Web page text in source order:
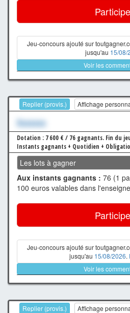
Jeu-concours ajouté sur
jusqu'au 15/08/
Voir les
Replier (provis.) Affichage
Xxxxxxx
Dotation : 7 600 € / 76 gagnants. Fin du
Instants gagnants + Quotidien +
Les lots à gagner
Aux instants gagnants : 76 (1
100 euros valables dans
Jeu-concours ajouté sur
jusqu'au 15/08/2026.
Voir les
Replier (provis.) Affichage